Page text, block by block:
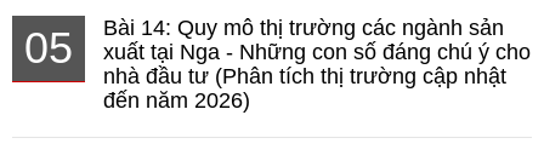
05
Bài 14: Quy mô thị trường các ngành sản
xuất tại Nga - Những con số đáng chú ý cho
nhà đầu tư (Phân tích thị trường cập nhật
đến năm 2026)